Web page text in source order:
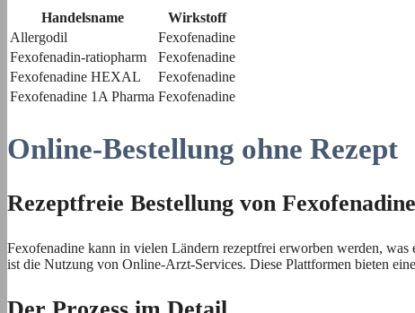
Handelsname
Wirkstoff
Allergodil
Fexofenadine
Fexofenadin-ratiopharm
Fexofenadine
Fexofenadine HEXAL
Fexofenadine
Fexofenadine 1A Pharma Fexofenadine
Online-Bestellung ohne Rezept
Rezeptfreie Bestellung von Fexofenadine
Fexofenadine kann in vielen Ländern rezeptfrei erworben werden,
ist die Nutzung von Online-Arzt-Services. Diese Plattformen bieten